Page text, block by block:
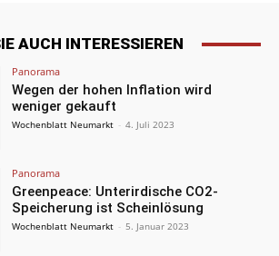
AUCH INTERESSIEREN
Panorama
Wegen der hohen Inflation wird
weniger gekauft
Wochenblatt Neumarkt - 4. Juli 2023
Panorama
Greenpeace: Unterirdische CO2-
Speicherung ist Scheinlösung
Wochenblatt Neumarkt - 5. Januar 2023